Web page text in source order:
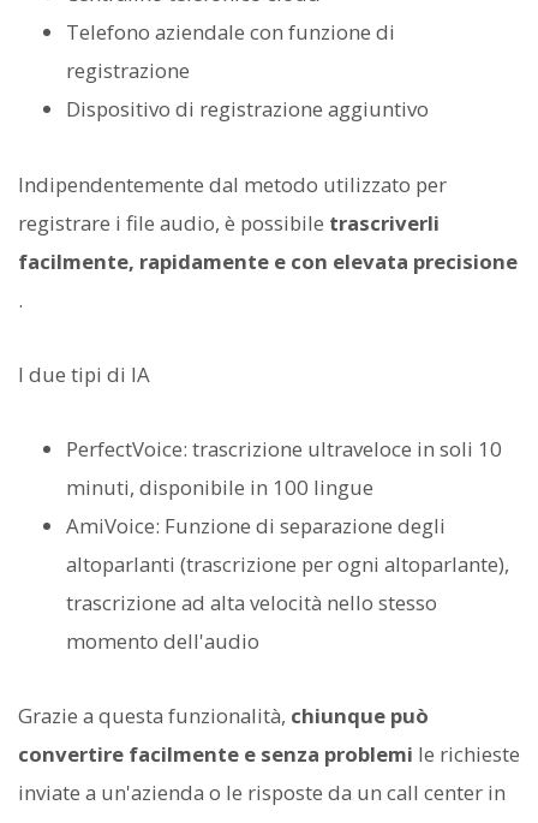
Telefono aziendale con funzione di
registrazione
Dispositivo di registrazione aggiuntivo
Indipendentemente dal metodo utilizzato per
registrare i file audio, è possibile trascriverli
facilmente, rapidamente e con elevata precisione
.
I due tipi di IA
PerfectVoice: trascrizione ultraveloce in soli 10
minuti, disponibile in 100 lingue
AmiVoice: Funzione di separazione degli
altoparlanti (trascrizione per ogni altoparlante),
trascrizione ad alta velocità nello stesso
momento dell'audio
Grazie a questa funzionalità, chiunque può
convertire facilmente e senza problemi le richieste
inviate a un'azienda o le risposte da un call center in